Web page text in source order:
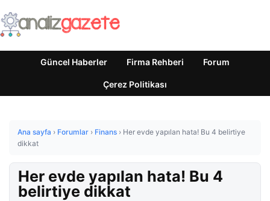
Güncel Haberler Firma Rehberi Forum
Çerez Politikası
Ana sayfa › Forumlar › Finans › Her evde yapılan hata! Bu 4 belirtiye
dikkat
Her evde yapılan hata! Bu 4
belirtiye dikkat